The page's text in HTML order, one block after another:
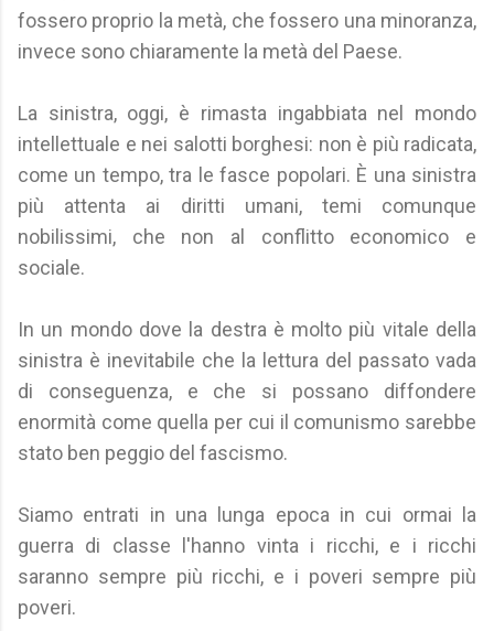
fossero proprio la metà, che fossero una minoranza,
invece sono chiaramente la metà del Paese.
La sinistra, oggi, è rimasta ingabbiata nel mondo
intellettuale e nei salotti borghesi: non è più radicata,
come un tempo, tra le fasce popolari. È una sinistra
più attenta ai diritti umani, temi comunque
nobilissimi, che non al conflitto economico e
sociale.
In un mondo dove la destra è molto più vitale della
sinistra è inevitabile che la lettura del passato vada
di conseguenza, e che si possano diffondere
enormità come quella per cui il comunismo sarebbe
stato ben peggio del fascismo.
Siamo entrati in una lunga epoca in cui ormai la
guerra di classe l'hanno vinta i ricchi, e i ricchi
saranno sempre più ricchi, e i poveri sempre più
poveri.